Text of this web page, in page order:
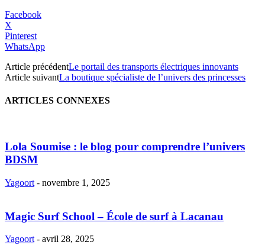
Facebook
X
Pinterest
WhatsApp
Article précédentLe portail des transports électriques innovants
Article suivantLa boutique spécialiste de l’univers des princesses
ARTICLES CONNEXES
Lola Soumise : le blog pour comprendre l’univers
BDSM
Yagoort - novembre 1, 2025
Magic Surf School – École de surf à Lacanau
Yagoort - avril 28, 2025